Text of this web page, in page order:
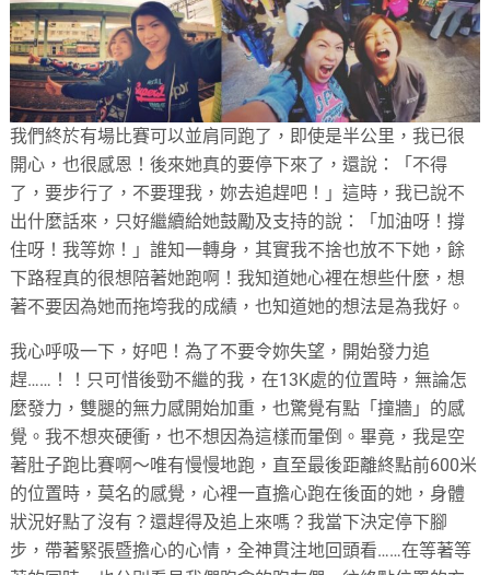
我們終於有場比賽可以並肩同跑了，即使是半公里，我已很
開心，也很感恩！後來她真的要停下來了，還說：「不得
了，要步行了，不要理我，妳去追趕吧！」這時，我已說不
出什麼話來，只好繼續給她鼓勵及支持的說：「加油呀！撐
住呀！我等妳！」誰知一轉身，其實我不捨也放不下她，餘
下路程真的很想陪著她跑啊！我知道她心裡在想些什麼，想
著不要因為她而拖垮我的成績，也知道她的想法是為我好。
我心呼吸一下，好吧！為了不要令妳失望，開始發力追
趕……！！只可惜後勁不繼的我，在13K處的位置時，無論怎
麼發力，雙腿的無力感開始加重，也驚覺有點「撞牆」的感
覺。我不想夾硬衝，也不想因為這樣而暈倒。畢竟，我是空
著肚子跑比賽啊～唯有慢慢地跑，直至最後距離終點前600米
的位置時，莫名的感覺，心裡一直擔心跑在後面的她，身體
狀況好點了沒有？還趕得及追上來嗎？我當下決定停下腳
步，帶著緊張暨擔心的心情，全神貫注地回頭看……在等著等